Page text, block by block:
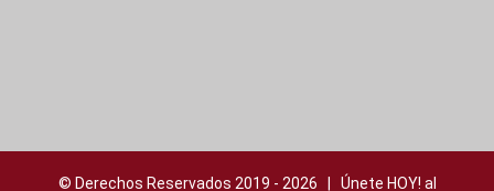
© Derechos Reservados 2019 - 2026 | Únete HOY! al